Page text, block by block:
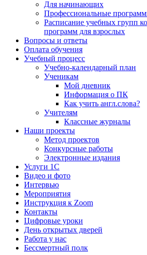
Для начинающих
Профессиональные
Расписание учебных групп
программ для взрослых
Вопросы и ответы
Оплата обучения
Учебный процесс
Учебно-календарный план
Ученикам
Мой дневник
Информация о ПК
Как учить англ.слова?
Учителям
Классные журналы
Наши проекты
Метод проектов
Конкурсные работы
Электронные издания
Услуги 1C
Видео и фото
Интервью
Мероприятия
Инструкция к Zoom
Контакты
Цифровые уроки
День открытых дверей
Работа у нас
Бессмертный полк